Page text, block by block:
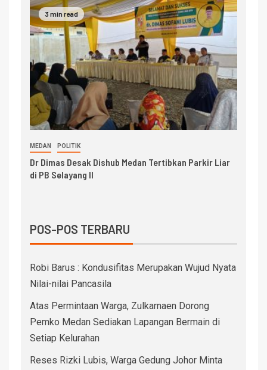
3 min read
MEDAN POLITIK
Dr Dimas Desak Dishub Medan Tertibkan Parkir Liar
di PB Selayang II
POS-POS TERBARU
Robi Barus : Kondusifitas Merupakan Wujud Nyata
Nilai-nilai Pancasila
Atas Permintaan Warga, Zulkarnaen Dorong
Pemko Medan Sediakan Lapangan Bermain di
Setiap Kelurahan
Reses Rizki Lubis, Warga Gedung Johor Minta